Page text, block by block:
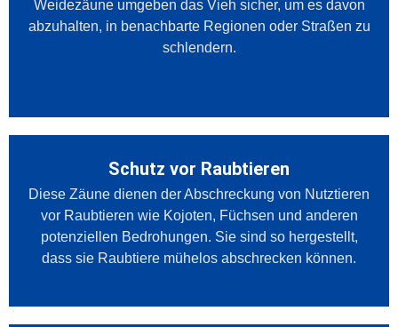
Weidezäune umgeben das Vieh sicher, um es davon
abzuhalten, in benachbarte Regionen oder Straßen zu
schlendern.
Schutz vor Raubtieren
Diese Zäune dienen der Abschreckung von Nutztieren
vor Raubtieren wie Kojoten, Füchsen und anderen
potenziellen Bedrohungen. Sie sind so hergestellt,
dass sie Raubtiere mühelos abschrecken können.